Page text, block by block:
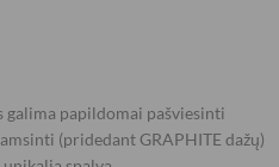
papildomai pašviesinti
(pridedant GRAPHITE dažų)